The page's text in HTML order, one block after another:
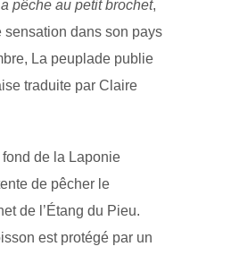
pêche au petit brochet,
sensation dans son pays
La peuplade publie
traduite par Claire
de la Laponie
de pêcher le
de l’Étang du Pieu.
est protégé par un